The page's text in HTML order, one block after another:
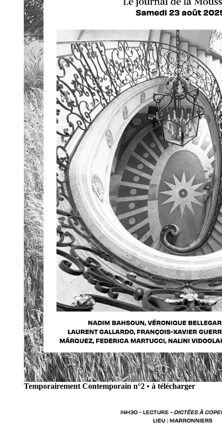
Temporairement Contemporain n°2 • à télécharger